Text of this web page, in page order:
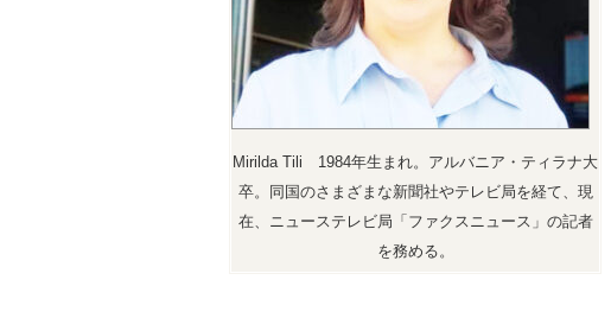
Mirilda Tili 1984年生まれ。アルバニア・ティラナ大
卒。同国のさまざまな新聞社やテレビ局を経て、現
在、ニューステレビ局「ファクスニュース」の記者
を務める。